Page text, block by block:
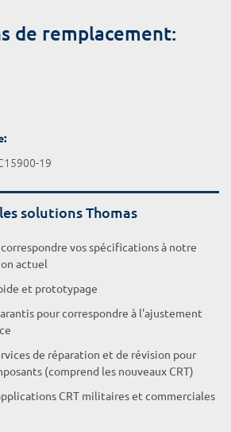
de remplacement:
19
solutions Thomas
vos spécifications à notre
actuel
et prototypage
pour correspondre à l'ajustement
de réparation et de révision pour
(comprend les nouveaux CRT)
CRT militaires et commerciales